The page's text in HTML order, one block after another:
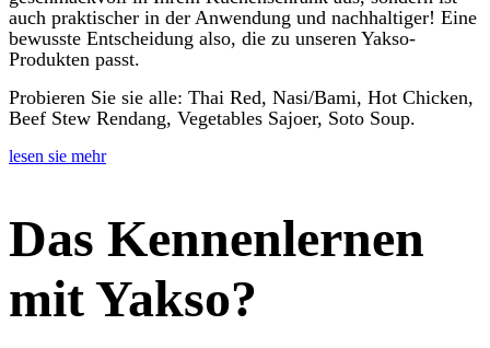
auch praktischer in der Anwendung und nachhaltiger! Eine
bewusste Entscheidung also, die zu unseren Yakso-
Produkten passt.
Probieren Sie sie alle: Thai Red, Nasi/Bami, Hot Chicken,
Beef Stew Rendang, Vegetables Sajoer, Soto Soup.
lesen sie mehr
Das Kennenlernen
mit Yakso?